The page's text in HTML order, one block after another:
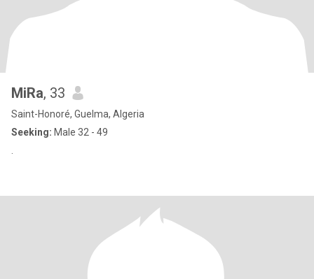
MiRa, 33
Saint-Honoré, Guelma, Algeria
Seeking: Male 32 - 49